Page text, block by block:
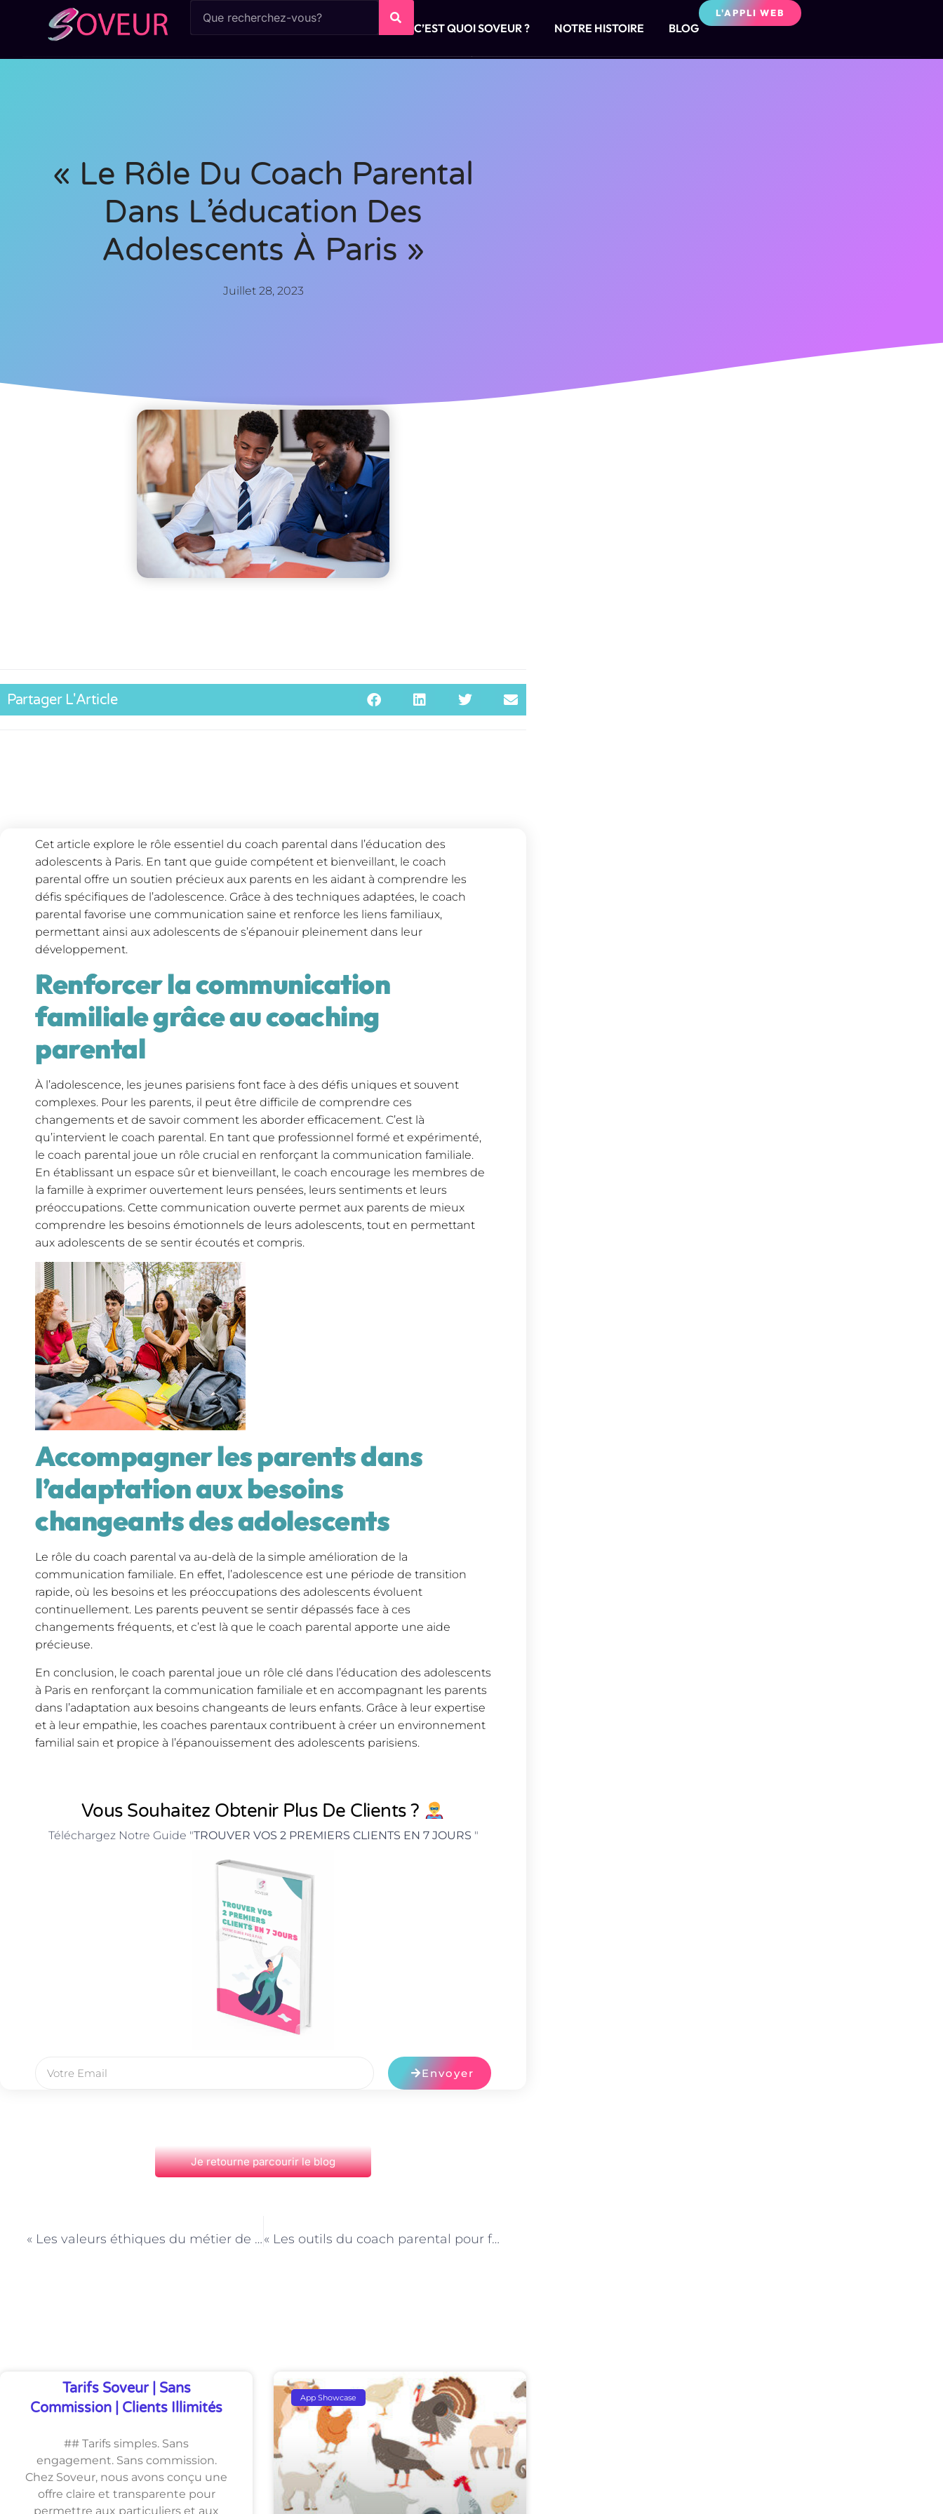
C’EST QUOI SOVEUR ? NOTRE HISTOIRE BLOG
L'APPLI WEB
« Le Rôle Du Coach Parental
Dans L’éducation Des
Adolescents À Paris »
Juillet 28, 2023
Partager L'Article
Cet article explore le rôle essentiel du coach parental dans l’éducation des
adolescents à Paris. En tant que guide compétent et bienveillant, le coach
parental offre un soutien précieux aux parents en les aidant à comprendre les
défis spécifiques de l’adolescence. Grâce à des techniques adaptées, le coach
parental favorise une communication saine et renforce les liens familiaux,
permettant ainsi aux adolescents de s’épanouir pleinement dans leur
développement.
Renforcer la communication
familiale grâce au coaching
parental
À l’adolescence, les jeunes parisiens font face à des défis uniques et souvent
complexes. Pour les parents, il peut être difficile de comprendre ces
changements et de savoir comment les aborder efficacement. C’est là
qu’intervient le coach parental. En tant que professionnel formé et expérimenté,
le coach parental joue un rôle crucial en renforçant la communication familiale.
En établissant un espace sûr et bienveillant, le coach encourage les membres de
la famille à exprimer ouvertement leurs pensées, leurs sentiments et leurs
préoccupations. Cette communication ouverte permet aux parents de mieux
comprendre les besoins émotionnels de leurs adolescents, tout en permettant
aux adolescents de se sentir écoutés et compris.
Accompagner les parents dans
l’adaptation aux besoins
changeants des adolescents
Le rôle du coach parental va au-delà de la simple amélioration de la
communication familiale. En effet, l’adolescence est une période de transition
rapide, où les besoins et les préoccupations des adolescents évoluent
continuellement. Les parents peuvent se sentir dépassés face à ces
changements fréquents, et c’est là que le coach parental apporte une aide
précieuse.
En conclusion, le coach parental joue un rôle clé dans l’éducation des adolescents
à Paris en renforçant la communication familiale et en accompagnant les parents
dans l’adaptation aux besoins changeants de leurs enfants. Grâce à leur expertise
et à leur empathie, les coaches parentaux contribuent à créer un environnement
familial sain et propice à l’épanouissement des adolescents parisiens.
Vous Souhaitez Obtenir Plus De Clients ?
Téléchargez Notre Guide "TROUVER VOS 2 PREMIERS CLIENTS EN 7 JOURS "
Envoyer
Je retourne parcourir le blog
« Les valeurs éthiques du métier de Médiateur familial à Paris : transparence et impartialité » « Les outils du coach parental pour favoriser l’autonomie des enfants à Paris »
Tarifs Soveur | Sans
Commission | Clients Illimités
## Tarifs simples. Sans
engagement. Sans commission.
Chez Soveur, nous avons conçu une
offre claire et transparente pour
permettre aux particuliers et aux
App Showcase